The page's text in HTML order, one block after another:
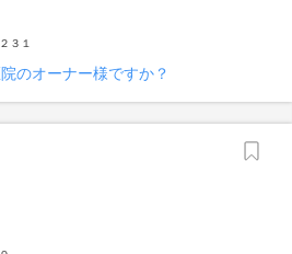
３１
のオーナー様ですか？